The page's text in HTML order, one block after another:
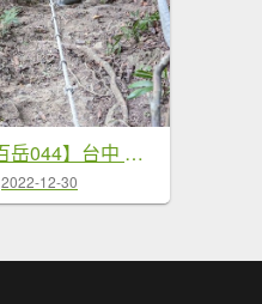
【小百岳044】台中 暗影山
2022-12-30